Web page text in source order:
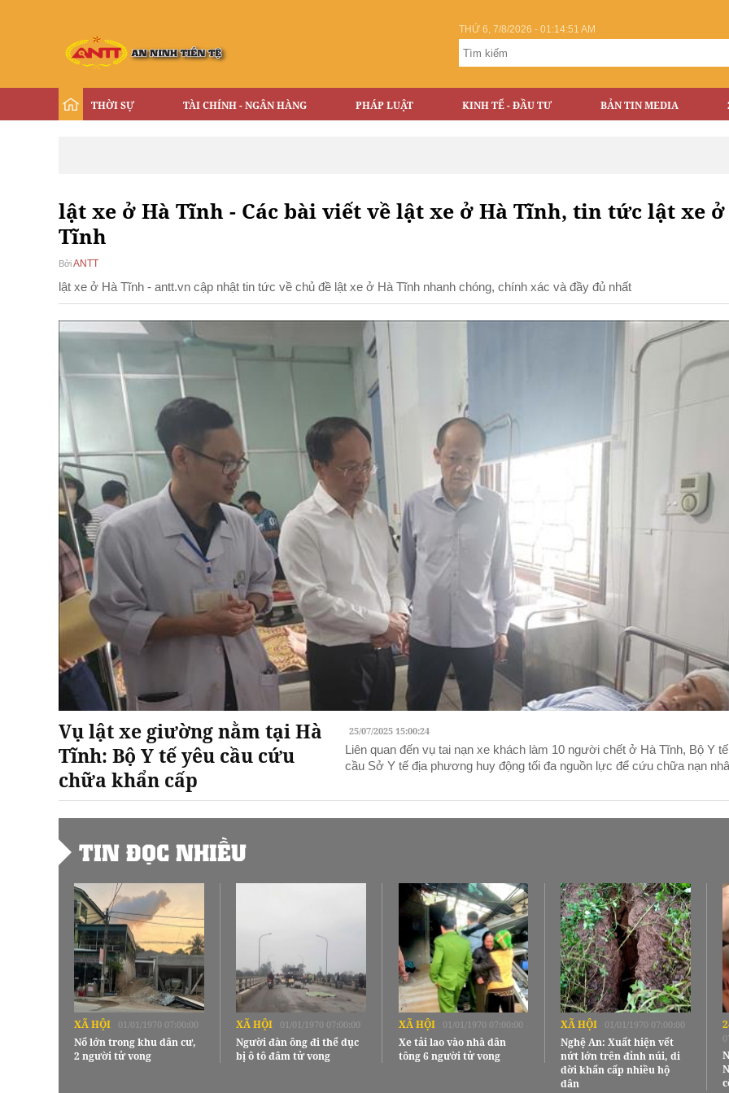
THỨ 6, 7/8/2026 - 01:14:52 AM
THỜI SỰ TÀI CHÍNH - NGÂN HÀNG PHÁP LUẬT KINH TẾ - ĐẦU TƯ BẢN TIN MEDIA
lật xe ở Hà Tĩnh - Các bài viết về lật xe ở Hà Tĩnh, tin tức lật xe ở
Tĩnh
BởiANTT
lật xe ở Hà Tĩnh - antt.vn cập nhật tin tức về chủ đề lật xe ở Hà Tĩnh nhanh chóng, chính xác và đầy đủ nhất
Vụ lật xe giường nằm tại Hà
Tĩnh: Bộ Y tế yêu cầu cứu
chữa khẩn cấp
25/07/2025 15:00:24
Liên quan đến vụ tai nạn xe khách làm 10 người chết ở Hà Tĩnh, Bộ Y
cầu Sở Y tế địa phương huy động tối đa nguồn lực để cứu chữa nạn
TIN ĐỌC NHIỀU
XÃ HỘI 01/01/1970 07:00:00
Nổ lớn trong khu dân cư,
2 người tử vong
XÃ HỘI 01/01/1970 07:00:00
Người đàn ông đi thể dục
bị ô tô đâm tử vong
XÃ HỘI 01/01/1970 07:00:00
Xe tải lao vào nhà dân
tông 6 người tử vong
XÃ HỘI 01/01/1970 07:00:00
Nghệ An: Xuất hiện vết
nứt lớn trên đỉnh núi, di
dời khẩn cấp nhiều hộ
dân